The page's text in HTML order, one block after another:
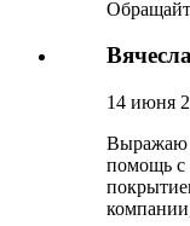
14 июня
Выражаю
помощь